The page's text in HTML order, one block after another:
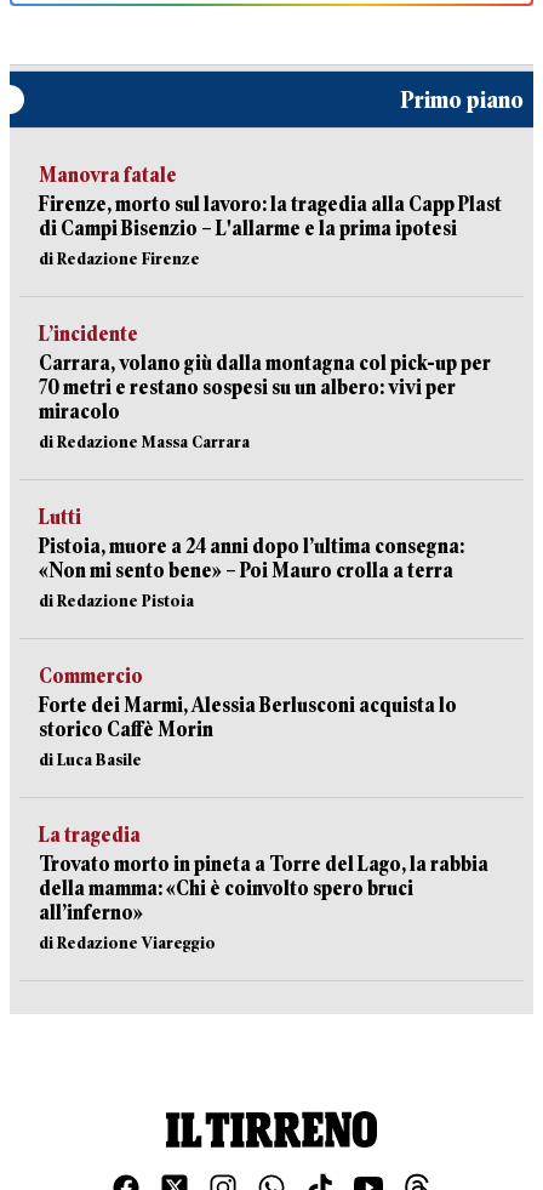
Primo piano
Manovra fatale
Firenze, morto sul lavoro: la tragedia alla Capp Plast
di Campi Bisenzio – L'allarme e la prima ipotesi
di Redazione Firenze
L’incidente
Carrara, volano giù dalla montagna col pick-up per
70 metri e restano sospesi su un albero: vivi per
miracolo
di Redazione Massa Carrara
Lutti
Pistoia, muore a 24 anni dopo l’ultima consegna:
«Non mi sento bene» – Poi Mauro crolla a terra
di Redazione Pistoia
Commercio
Forte dei Marmi, Alessia Berlusconi acquista lo
storico Caffè Morin
di Luca Basile
La tragedia
Trovato morto in pineta a Torre del Lago, la rabbia
della mamma: «Chi è coinvolto spero bruci
all’inferno»
di Redazione Viareggio